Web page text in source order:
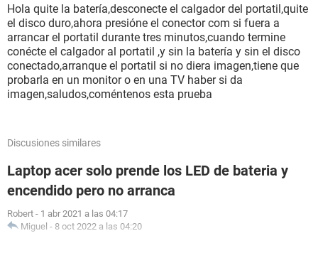
Hola quite la batería,desconecte el calgador del portatil,quite
el disco duro,ahora presióne el conector com si fuera a
arrancar el portatil durante tres minutos,cuando termine
conécte el calgador al portatil ,y sin la batería y sin el disco
conectado,arranque el portatil si no diera imagen,tiene que
probarla en un monitor o en una TV haber si da
imagen,saludos,coméntenos esta prueba
Discusiones similares
Laptop acer solo prende los LED de bateria y
encendido pero no arranca
Robert - 1 abr 2021 a las 04:17
Miguel - 8 oct 2022 a las 04:20